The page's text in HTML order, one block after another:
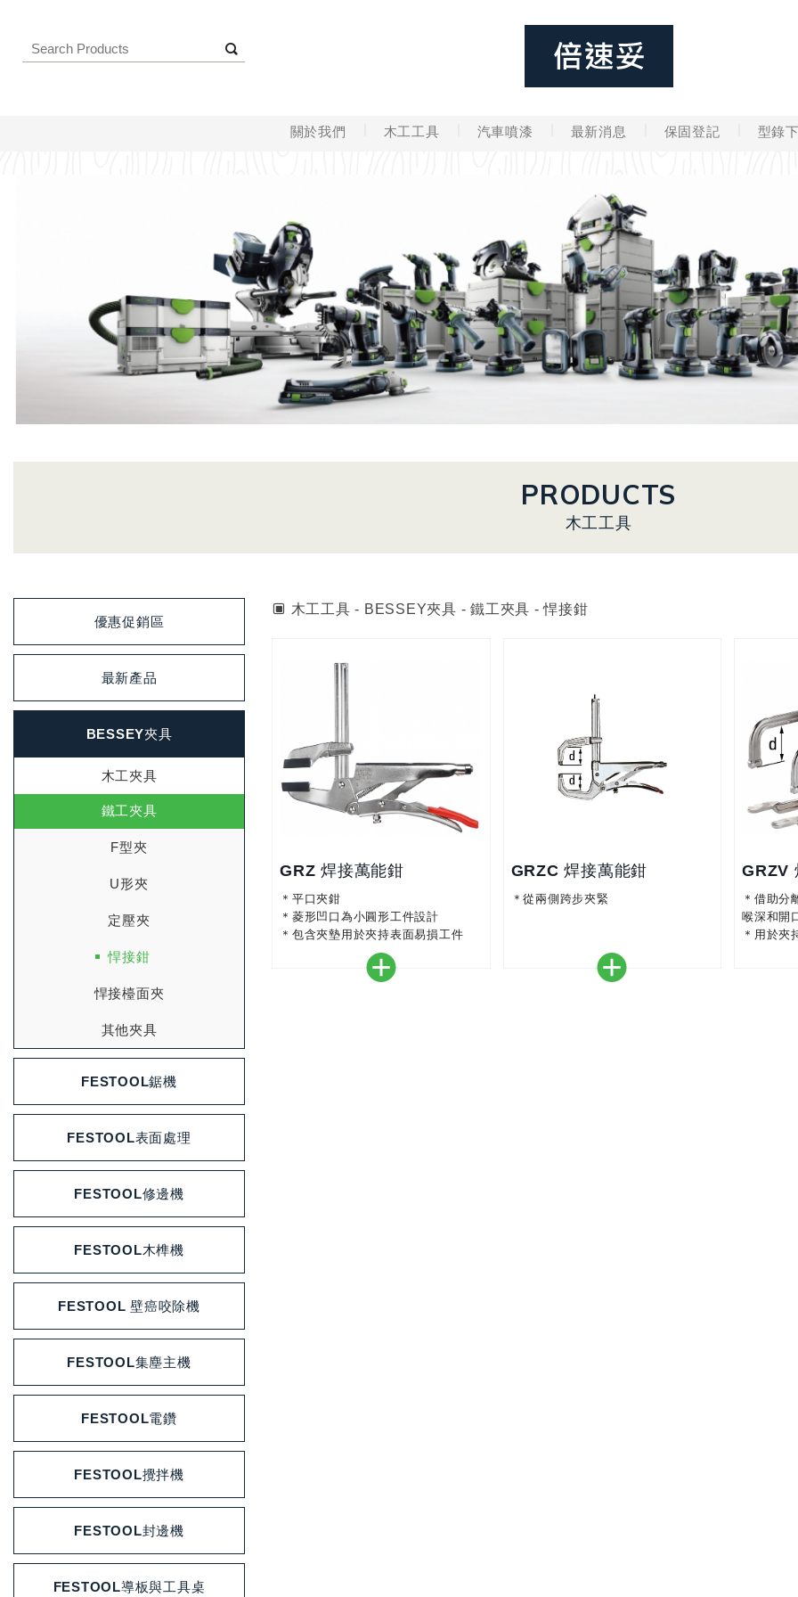
關於我們 木工工具 汽車噴漆 最新消息 保固登記 型錄
PRODUCTS
木工工具
優惠促銷區
最新產品
BESSEY夾具
木工夾具
鐵工夾具
F型夾
U形夾
定壓夾
悍接鉗
悍接檯面夾
其他夾具
FESTOOL鋸機
FESTOOL表面處理
FESTOOL修邊機
FESTOOL木榫機
FESTOOL 壁癌咬除機
FESTOOL集塵主機
FESTOOL電鑽
FESTOOL攪拌機
FESTOOL封邊機
FESTOOL導板與工具桌
木工工具 - BESSEY夾具 - 鐵工夾具 - 悍接鉗
GRZ 焊接萬能鉗
＊平口夾鉗
＊菱形凹口為小圓形工件設計
＊包含夾墊用於夾持表面易損工件
GRZC 焊接萬能鉗
＊從兩側跨步夾緊
GRZV
＊借助分
喉深和開
＊用於夾